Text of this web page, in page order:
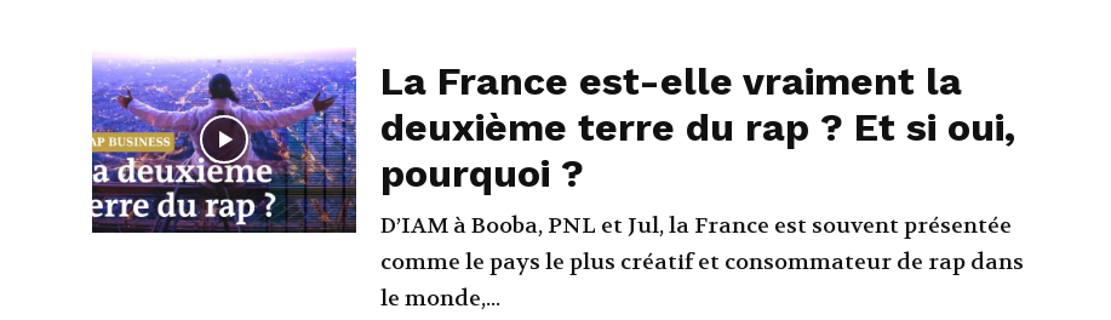
La France est-elle vraiment la
deuxième terre du rap ? Et si oui,
pourquoi ?
D’IAM à Booba, PNL et Jul, la France est souvent présentée
comme le pays le plus créatif et consommateur de rap dans
le monde,...